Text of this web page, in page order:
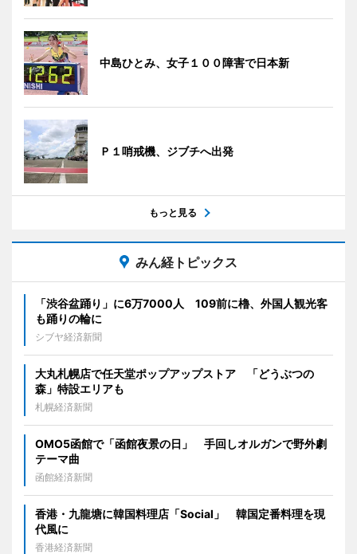
中島ひとみ、女子１００障害で日本新
Ｐ１哨戒機、ジブチへ出発
もっと見る
みん経トピックス
「渋谷盆踊り」に6万7000人 109前に櫓、外国人観光客
も踊りの輪に
シブヤ経済新聞
大丸札幌店で任天堂ポップアップストア 「どうぶつの
森」特設エリアも
札幌経済新聞
OMO5函館で「函館夜景の日」 手回しオルガンで野外劇
テーマ曲
函館経済新聞
香港・九龍塘に韓国料理店「Social」 韓国定番料理を現
代風に
香港経済新聞